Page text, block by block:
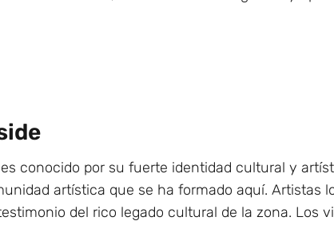
conocido por su fuerte identidad cultural y
artística que se ha formado aquí. Artistas
del rico legado cultural de la zona. Los